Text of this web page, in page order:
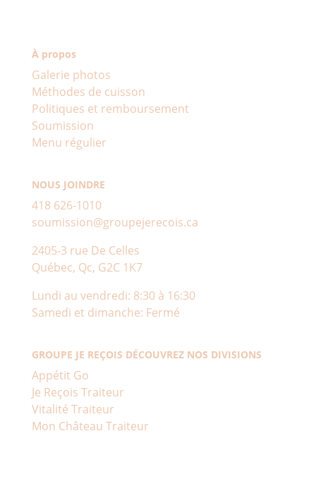
À propos
Galerie photos
Méthodes de cuisson
Politiques et remboursement
Soumission
Menu régulier
NOUS JOINDRE
418 626-1010
soumission@groupejerecois.ca
2405-3 rue De Celles
Québec, Qc, G2C 1K7
Lundi au vendredi: 8:30 à 16:30
Samedi et dimanche: Fermé
GROUPE JE REÇOIS DÉCOUVREZ NOS DIVISIONS
Appétit Go
Je Reçois Traiteur
Vitalité Traiteur
Mon Château Traiteur